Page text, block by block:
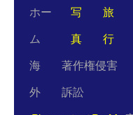
ホー
ム
写
真
旅
行
海
外
著作権侵害
訴訟